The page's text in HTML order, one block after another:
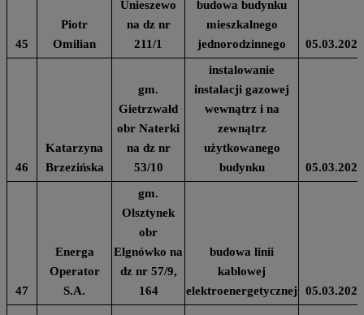
45
Piotr
Omilian
Unieszewo
na dz nr
211/1
budowa budynku
mieszkalnego
jednorodzinnego
05.03.2024
46
Katarzyna
Brzezińska
gm.
Gietrzwałd
obr Naterki
na dz nr
53/10
instalowanie
instalacji gazowej
wewnątrz i na
zewnątrz
użytkowanego
budynku
05.03.2024
47
Energa
Operator
S.A.
gm.
Olsztynek
obr
Elgnówko na
dz nr 57/9,
164
budowa linii
kablowej
elektroenergetycznej
05.03.2024